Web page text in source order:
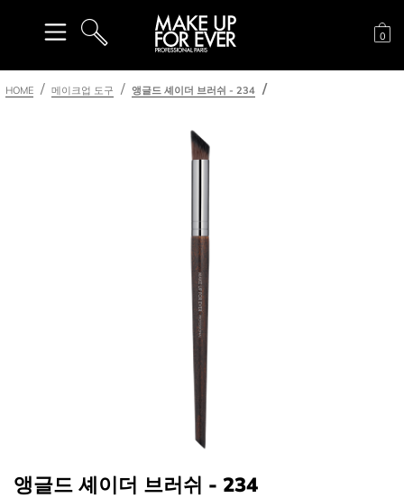
검색
장
0
HOME 메이크업 도구 앵글드 셰이더 브러쉬 - 234
앵글드 셰이더 브러쉬 - 234